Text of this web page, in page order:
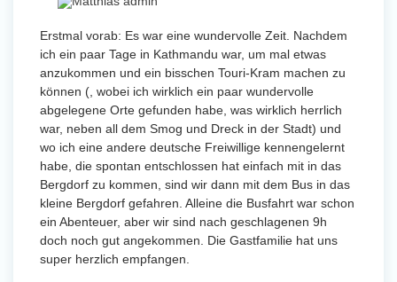
Erstmal vorab: Es war eine wundervolle Zeit. Nachdem
ich ein paar Tage in Kathmandu war, um mal etwas
anzukommen und ein bisschen Touri-Kram machen zu
können (, wobei ich wirklich ein paar wundervolle
abgelegene Orte gefunden habe, was wirklich herrlich
war, neben all dem Smog und Dreck in der Stadt) und
wo ich eine andere deutsche Freiwillige kennengelernt
habe, die spontan entschlossen hat einfach mit in das
Bergdorf zu kommen, sind wir dann mit dem Bus in das
kleine Bergdorf gefahren. Alleine die Busfahrt war schon
ein Abenteuer, aber wir sind nach geschlagenen 9h
doch noch gut angekommen. Die Gastfamilie hat uns
super herzlich empfangen.